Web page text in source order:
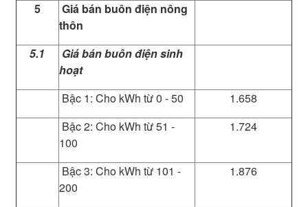
5
Giá bán buôn điện nông
thôn
5.1
Giá bán buôn điện sinh
hoạt
Bậc 1: Cho kWh từ 0 - 50
1.658
Bậc 2: Cho kWh từ 51 -
100
1.724
Bậc 3: Cho kWh từ 101 -
200
1.876